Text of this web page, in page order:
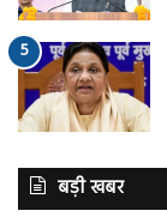
बड़ी खबर